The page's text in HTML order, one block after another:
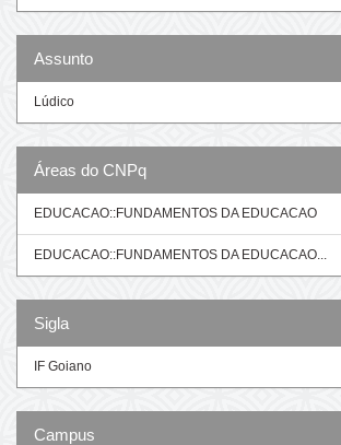
Assunto
Lúdico
Áreas do CNPq
EDUCACAO::FUNDAMENTOS DA EDUCACAO
EDUCACAO::FUNDAMENTOS DA EDUCACAO...
Sigla
IF Goiano
Campus